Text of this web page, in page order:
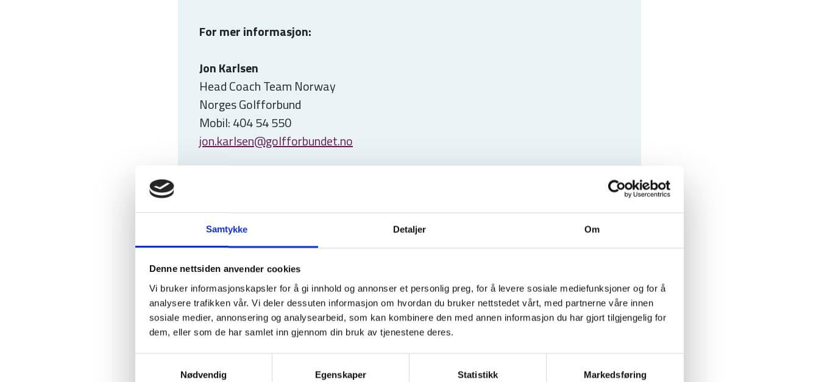
Samtykke Detaljer Om
Denne nettsiden anvender cookies
Vi bruker informasjonskapsler for å gi innhold og annonser et personlig preg, for å levere sosiale mediefunksjoner og for å
analysere trafikken vår. Vi deler dessuten informasjon om hvordan du bruker nettstedet vårt, med partnerne våre innen
sosiale medier, annonsering og analysearbeid, som kan kombinere den med annen informasjon du har gjort tilgjengelig for
dem, eller som de har samlet inn gjennom din bruk av tjenestene deres.
Nødvendig
Egenskaper Statistikk Markedsføring
For mer informasjon:
Jon Karlsen
Head Coach Team Norway
Norges Golfforbund
Mobil: 404 54 550
jon.karlsen@golfforbundet.no
eller
Norges Golfforbund
tom.rosenvinge@golfforbundet.no
Om Norges Golfforbund